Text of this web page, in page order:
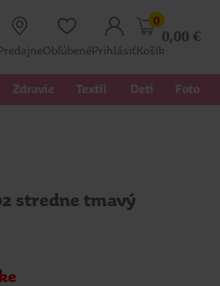
ObľúbenéPrihlásiť
0
0,00 €
Košík
Zdravie Textil Deti Foto
stredne tmavý